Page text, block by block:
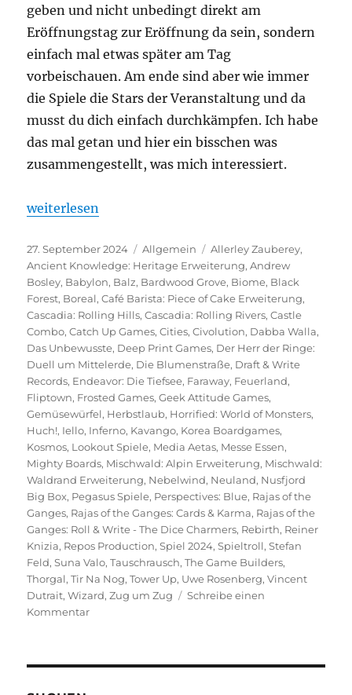
geben und nicht unbedingt direkt am
Eröffnungstag zur Eröffnung da sein, sondern
einfach mal etwas später am Tag
vorbeischauen. Am ende sind aber wie immer
die Spiele die Stars der Veranstaltung und da
musst du dich einfach durchkämpfen. Ich habe
das mal getan und hier ein bisschen was
zusammengestellt, was mich interessiert.
„Spiel 2024 – Eine Vorschau auf die
weiterlesen
Veröffentlicht
am
27. September 2024 Kategorien
Allgemein Schlagwörter
Allerley Zauberey,
Ancient Knowledge: Heritage Erweiterung,Andrew
Bosley, Babylon, Balz, Bardwood Grove, Biome, Black
Forest, Boreal,Café Barista: Piece of Cake Erweiterung,
Cascadia: Rolling Hills,Cascadia: Rolling Rivers,Castle
Combo,Catch Up Games,Cities,Civolution, Dabba Walla,
Das Unbewusste, Deep Print Games, Der Herr der Ringe:
Duell um Mittelerde, Die Blumenstraße, Draft & Write
Records, Endeavor: Die Tiefsee, Faraway, Feuerland,
Fliptown, Frosted Games,Geek Attitude Games,
Gemüsewürfel, Herbstlaub, Horrified: World of Monsters,
Huch!, Iello, Inferno, Kavango, Korea Boardgames,
Kosmos, Lookout Spiele, Media Aetas, Messe Essen,
Mighty Boards, Mischwald: Alpin Erweiterung, Mischwald:
Waldrand Erweiterung, Nebelwind, Neuland, Nusfjord
Big Box, Pegasus Spiele, Perspectives: Blue, Rajas of the
Ganges, Rajas of the Ganges: Cards & Karma, Rajas of the
Ganges: Roll & Write - The Dice Charmers, Rebirth, Reiner
Knizia, Repos Production,Spiel 2024,Spieltroll,Stefan
Feld,Suna Valo,Tauschrausch,The Game Builders,
Thorgal,Tir Na Nog,Tower Up, Uwe Rosenberg,Vincent
Dutrait,Wizard,Zug um Zug
Schreibe einen
Kommentarzu